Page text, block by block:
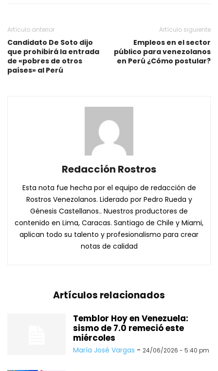
Artículo anterior
Candidato De Soto dijo
que prohibirá la entrada
de «pobres de otros
países» al Perú
Artículo siguiente
Empleos en el sector
público para venezolanos
en Perú ¿Cómo postular?
Redacción Rostros
Esta nota fue hecha por el equipo de redacción de
Rostros Venezolanos. Liderado por Pedro Rueda y
Génesis Castellanos.. Nuestros productores de
contenido en Lima, Caracas. Santiago de Chile y Miami,
aplican todo su talento y profesionalismo para crear
notas de calidad
Artículos relacionados
Temblor Hoy en Venezuela:
sismo de 7.0 remeció este
miércoles
María José Vargas - 24/06/2026 - 5:40 pm